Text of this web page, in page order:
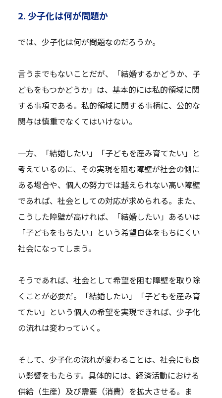
2. 少子化は何が問題か
では、少子化は何が問題なのだろうか。
言うまでもないことだが、「結婚するかどうか、子
どもをもつかどうか」は、基本的には私的領域に関
する事項である。私的領域に関する事柄に、公的な
関与は慎重でなくてはいけない。
一方、「結婚したい」「子どもを産み育てたい」と
考えているのに、その実現を阻む障壁が社会の側に
ある場合や、個人の努力では越えられない高い障壁
であれば、社会としての対応が求められる。また、
こうした障壁が高ければ、「結婚したい」あるいは
「子どもをもちたい」という希望自体をもちにくい
社会になってしまう。
そうであれば、社会として希望を阻む障壁を取り除
くことが必要だ。「結婚したい」「子どもを産み育
てたい」という個人の希望を実現できれば、少子化
の流れは変わっていく。
そして、少子化の流れが変わることは、社会にも良
い影響をもたらす。具体的には、経済活動における
供給（生産）及び需要（消費）を拡大させる。ま